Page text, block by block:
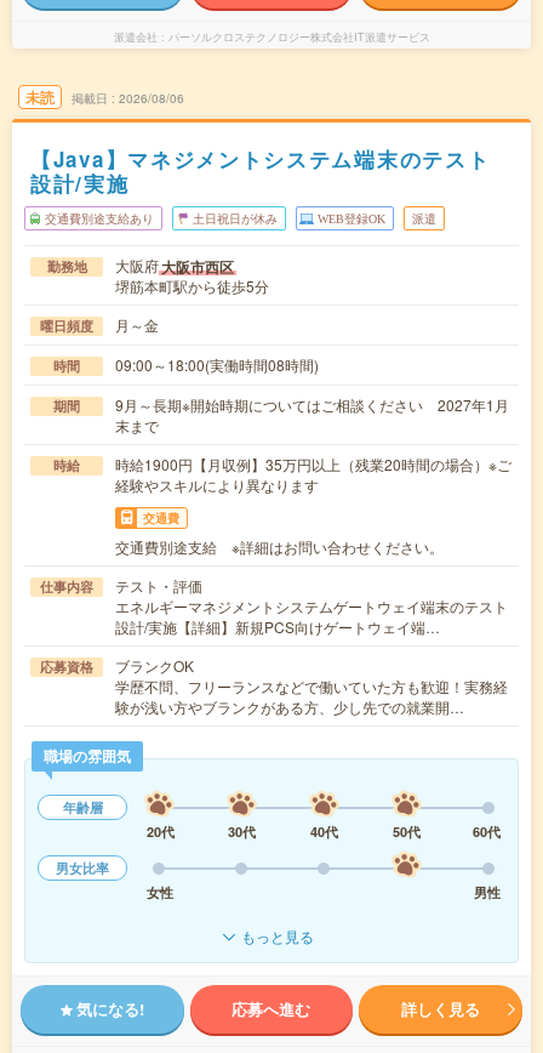
派遣会社 パーソルクロステクノロジー株式会社IT派遣サービス
未読 掲載日 2026/08/06
【Java】マネジメントシステム端末のテスト
設計/実施
交通費別途支給あり 土日祝日が休み WEB登録OK 派遣
勤務地 大阪府大阪市西区
堺筋本町駅から徒歩5分
曜日頻度 月～金
時間 09:00～18:00(実働時間08時間)
期間
9月～長期※開始時期についてはご相談ください 2027年1月
末まで
時給
時給1900円【月収例】35万円以上（残業20時間の場合）※ご
経験やスキルにより異なります
交通費
交通費別途支給 ※詳細はお問い合わせください。
仕事内容
テスト・評価
エネルギーマネジメントシステムゲートウェイ端末のテスト
設計/実施【詳細】新規PCS向けゲートウェイ端…
応募資格
ブランクOK
学歴不問、フリーランスなどで働いていた方も歓迎！実務経
験が浅い方やブランクがある方、少し先での就業開…
職場の雰囲気
年齢層
20代
30代 40代 50代
60代
男女比率
女性
男性
もっと見る
気になる! 応募へ進む 詳しく見る